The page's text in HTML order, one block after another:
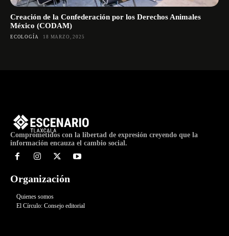
Creación de la Confederación por los Derechos Animales
México (CODAM)
ECOLOGÍA 18 MARZO, 2025
Comprometidos con la libertad de expresión creyendo que la
información encauza el cambio social.
Organización
Quienes somos
El Círculo: Consejo editorial